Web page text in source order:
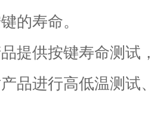
的寿命。
提供按键寿命测试
品进行高低温测试